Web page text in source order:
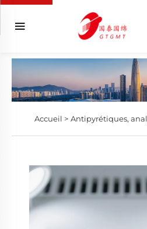
Accueil > Antipyrétiques,